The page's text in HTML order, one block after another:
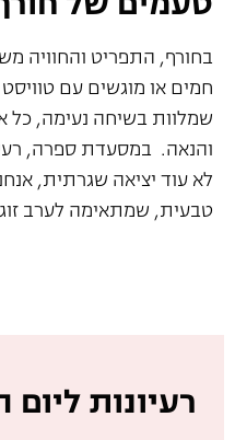
בחורף, התפריט והחוויה
חמים או מוגשים עם
שמלוות בשיחה נעימה, כל
והנאה. במסעדת ספרה,
לא עוד יציאה שגרתית,
טבעית, שמתאימה לערב
רעיונות